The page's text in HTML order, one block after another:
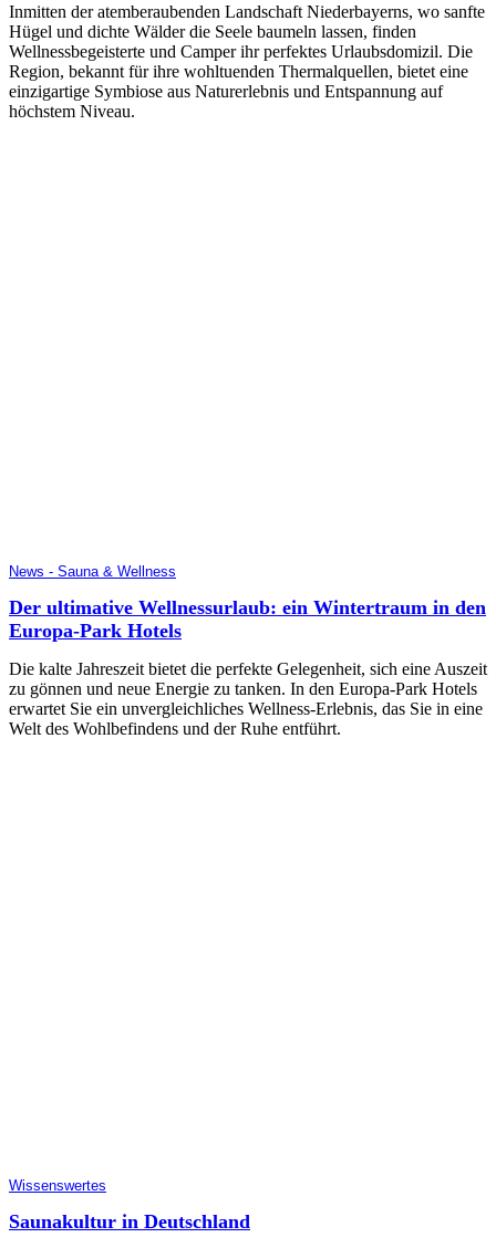
Inmitten der atemberaubenden Landschaft Niederbayerns, wo sanfte
Hügel und dichte Wälder die Seele baumeln lassen, finden
Wellnessbegeisterte und Camper ihr perfektes Urlaubsdomizil. Die
Region, bekannt für ihre wohltuenden Thermalquellen, bietet eine
einzigartige Symbiose aus Naturerlebnis und Entspannung auf
höchstem Niveau.
News - Sauna & Wellness
Der ultimative Wellnessurlaub: ein Wintertraum in den
Europa-Park Hotels
Die kalte Jahreszeit bietet die perfekte Gelegenheit, sich eine Auszeit
zu gönnen und neue Energie zu tanken. In den Europa-Park Hotels
erwartet Sie ein unvergleichliches Wellness-Erlebnis, das Sie in eine
Welt des Wohlbefindens und der Ruhe entführt.
Wissenswertes
Saunakultur in Deutschland